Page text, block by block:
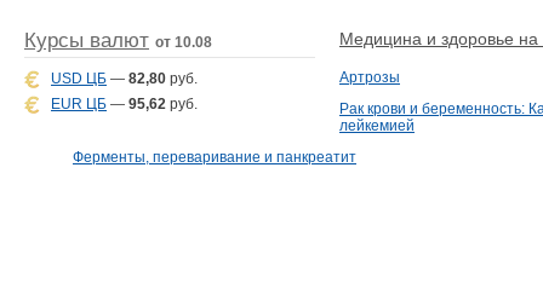
Курсы валют от 10.08
USD ЦБ — 82,80 руб.
EUR ЦБ — 95,62 руб.
Медицина и здоровье на
Артрозы
Рак крови и беременность:
лейкемией
Ферменты, переваривание и панкреатит